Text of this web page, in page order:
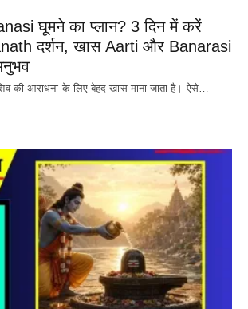
घूमने का प्लान? 3 दिन में करें
दर्शन, खास Aarti और Banarasi
की आराधना के लिए बेहद खास माना जाता है। ऐसे…